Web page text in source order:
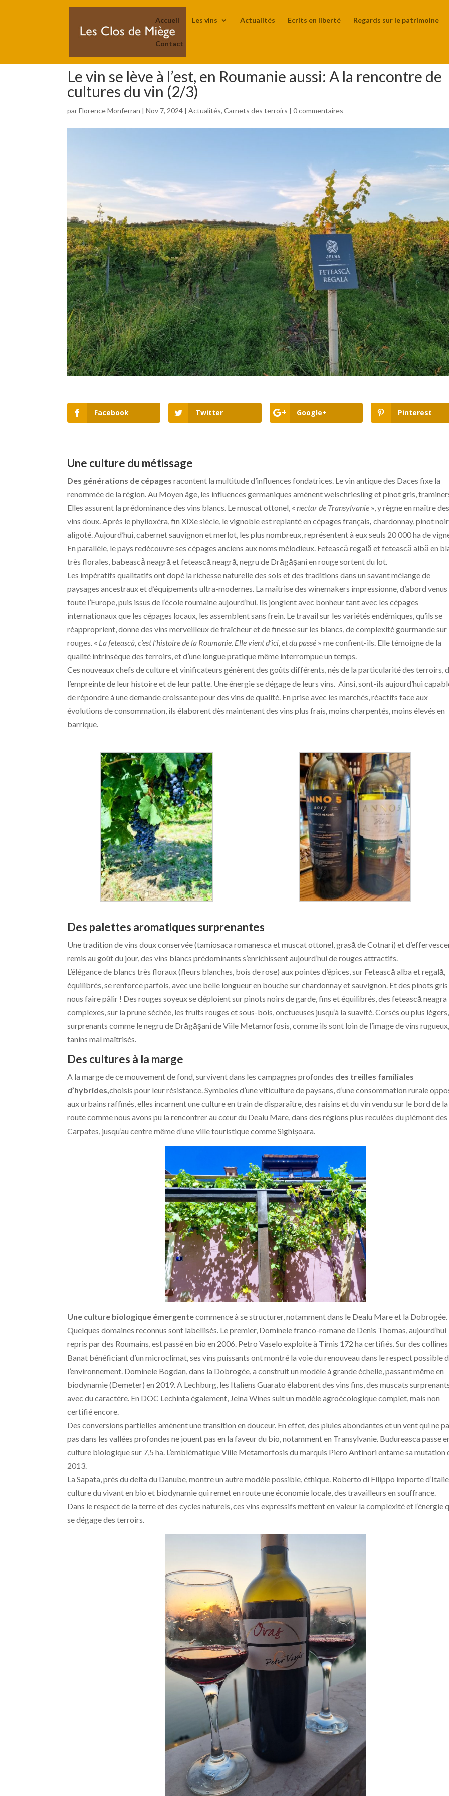
Accueil Les vins Actualités Ecrits en liberté Regards sur le patrimoine
Contact
Le vin se lève à l’est, en Roumanie aussi: A la rencontre de
cultures du vin (2/3)
parFlorence Monferran |Nov 7, 2024 |Actualités,Carnets des terroirs |0 commentaires
Facebook Twitter Google+ Pinterest
Une culture du métissage
Des générations de cépages racontent la multitude d’influences fondatrices. Le vin antique des Daces fixe la
renommée de la région. Au Moyen âge, les influences germaniques amènent welschriesling et pinot gris,
Elles assurent la prédominance des vins blancs. Le muscat ottonel, «nectar de Transylvanie », y règne en maître
vins doux. Après le phylloxéra, fin XIXe siècle, le vignoble est replanté en cépages français, chardonnay, pinot
aligoté. Aujourd’hui, cabernet sauvignon et merlot, les plus nombreux, représentent à eux seuls 20 000 ha de
En parallèle, le pays redécouvre ses cépages anciens aux noms mélodieux. Fetească regală̆ et fetească albă en
très florales, babeascà̆ neagră et fetească neagră, negru de Drăgășani en rouge sortent du lot.
Les impératifs qualitatifs ont dopé la richesse naturelle des sols et des traditions dans un savant mélange de
paysages ancestraux et d’équipements ultra-modernes. La maîtrise des winemakers impressionne, d’abord
toute l’Europe, puis issus de l’école roumaine aujourd’hui. Ils jonglent avec bonheur tant avec les cépages
internationaux que les cépages locaux, les assemblent sans frein. Le travail sur les variétés endémiques, qu’ils se
réapproprient, donne des vins merveilleux de fraîcheur et de finesse sur les blancs, de complexité gourmande sur
rouges. « La feteascà, c’est l’histoire de la Roumanie. Elle vient d’ici, et du passé » me confient-ils. Elle témoigne de la
qualité intrinsèque des terroirs, et d’une longue pratique même interrompue un temps.
Ces nouveaux chefs de culture et vinificateurs génèrent des goûts différents, nés de la particularité des terroirs,
l’empreinte de leur histoire et de leur patte. Une énergie se dégage de leurs vins. Ainsi, sont-ils aujourd’hui
de répondre à une demande croissante pour des vins de qualité. En prise avec les marchés, réactifs face aux
évolutions de consommation, ils élaborent dès maintenant des vins plus frais, moins charpentés, moins élevés en
barrique.
Des palettes aromatiques surprenantes
Une tradition de vins doux conservée (tamiosaca romanesca et muscat ottonel, grasă de Cotnari) et
remis au goût du jour, des vins blancs prédominants s’enrichissent aujourd’hui de rouges attractifs.
L’élégance de blancs très floraux (fleurs blanches, bois de rose) aux pointes d’épices, sur Fetească alba et regală,
équilibrés, se renforce parfois, avec une belle longueur en bouche sur chardonnay et sauvignon. Et des pinots
nous faire pâlir ! Des rouges soyeux se déploient sur pinots noirs de garde, fins et équilibrés, des fetească neagra
complexes, sur la prune séchée, les fruits rouges et sous-bois, onctueuses jusqu’à la suavité. Corsés ou plus légers,
surprenants comme le negru de Drăgăşani de Viile Metamorfosis, comme ils sont loin de l’image de vins
tanins mal maîtrisés.
Des cultures à la marge
A la marge de ce mouvement de fond, survivent dans les campagnes profondes des treilles familiales
d’hybrides,choisis pour leur résistance. Symboles d’une viticulture de paysans, d’une consommation rurale
aux urbains raffinés, elles incarnent une culture en train de disparaître, des raisins et du vin vendu sur le bord de la
route comme nous avons pu la rencontrer au cœur du Dealu Mare, dans des régions plus reculées du piémont des
Carpates, jusqu’au centre même d’une ville touristique comme Sighişoara.
Une culture biologique émergentecommence à se structurer, notamment dans le Dealu Mare et la Dobrogée.
Quelques domaines reconnus sont labellisés. Le premier, Dominele franco-romane de Denis Thomas, aujourd’hui
repris par des Roumains, est passé en bio en 2006. Petro Vaselo exploite à Timis 172 ha certifiés. Sur des
Banat bénéficiant d’un microclimat, ses vins puissants ont montré la voie du renouveau dans le respect possible
l’environnement. Dominele Bogdan, dans la Dobrogée, a construit un modèle à grande échelle, passant même en
biodynamie (Demeter) en 2019. A Lechburg, les Italiens Guarato élaborent des vins fins, des muscats
avec du caractère. En DOC Lechinta également, Jelna Wines suit un modèle agroécologique complet, mais non
certifié encore.
Des conversions partielles amènent une transition en douceur. En effet, des pluies abondantes et un vent qui ne
pas dans les vallées profondes ne jouent pas en la faveur du bio, notamment en Transylvanie. Budureasca passe
culture biologique sur 7,5 ha. L’emblématique Viile Metamorfosis du marquis Piero Antinori entame sa mutation
2013.
La Sapata, près du delta du Danube, montre un autre modèle possible, éthique. Roberto di Filippo importe
culture du vivant en bio et biodynamie qui remet en route une économie locale, des travailleurs en souffrance.
Dans le respect de la terre et des cycles naturels, ces vins expressifs mettent en valeur la complexité et l’énergie
se dégage des terroirs.